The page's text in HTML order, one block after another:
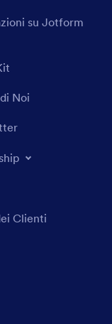
su Jotform
Noi
Clienti